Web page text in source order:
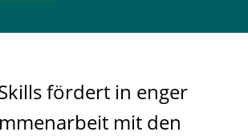
fördert in enger
mit den